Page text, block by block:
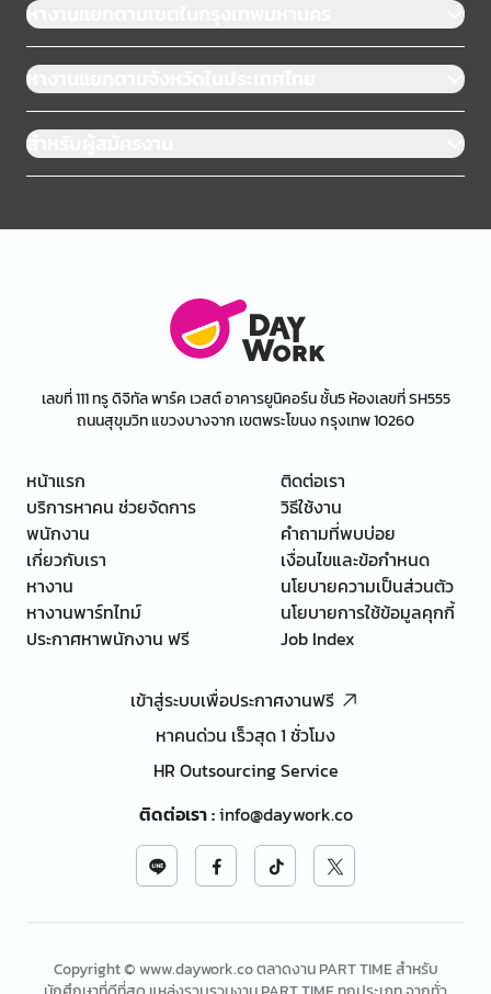
หางานแยกตามเขตในกรุงเทพมหานคร
หางานแยกตามจังหวัดในประเทศไทย
สำหรับผู้สมัครงาน
เลขที่ 111 ทรู ดิจิทัล พาร์ค เวสต์ อาคารยูนิคอร์น ชั้น5 ห้องเลขที่ SH555
ถนนสุขุมวิท แขวงบางจาก เขตพระโขนง กรุงเทพ 10260
หน้าแรก
บริการหาคน ช่วยจัดการ
พนักงาน
เกี่ยวกับเรา
หางาน
หางานพาร์ทไทม์
ประกาศหาพนักงาน ฟรี
ติดต่อเรา
วิธีใช้งาน
คำถามที่พบบ่อย
เงื่อนไขและข้อกำหนด
นโยบายความเป็นส่วนตัว
นโยบายการใช้ข้อมูลคุกกี้
Job Index
เข้าสู่ระบบเพื่อประกาศงานฟรี
หาคนด่วน เร็วสุด 1 ชั่วโมง
HR Outsourcing Service
ติดต่อเรา:info@daywork.co
Copyright © www.daywork.co ตลาดงาน PART TIME สำหรับ